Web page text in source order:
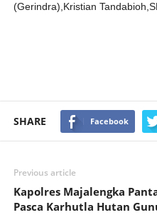
(Gerindra),Kristian
SHARE Facebook
Previous article
Kapolres Majalengka
Pasca Karhutla Hutan